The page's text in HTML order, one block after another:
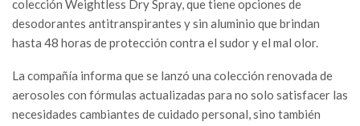
colección Weightless Dry Spray, que tiene opciones de
desodorantes antitranspirantes y sin aluminio que brindan
hasta 48 horas de protección contra el sudor y el mal olor.
La compañía informa que se lanzó una colección renovada de
aerosoles con fórmulas actualizadas para no solo satisfacer las
necesidades cambiantes de cuidado personal, sino también